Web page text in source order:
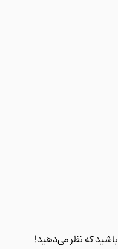
نظر می‌دهید!